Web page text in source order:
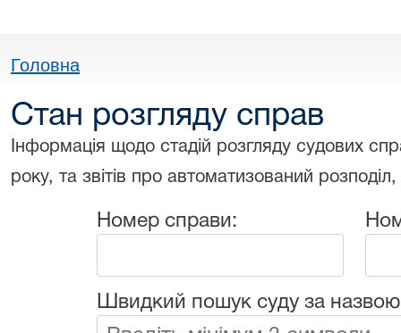
Головна
Стан розгляду справ
Інформація щодо стадій розгляду судових
року, та звітів про автоматизований
Номер справи:
Швидкий пошук суду за